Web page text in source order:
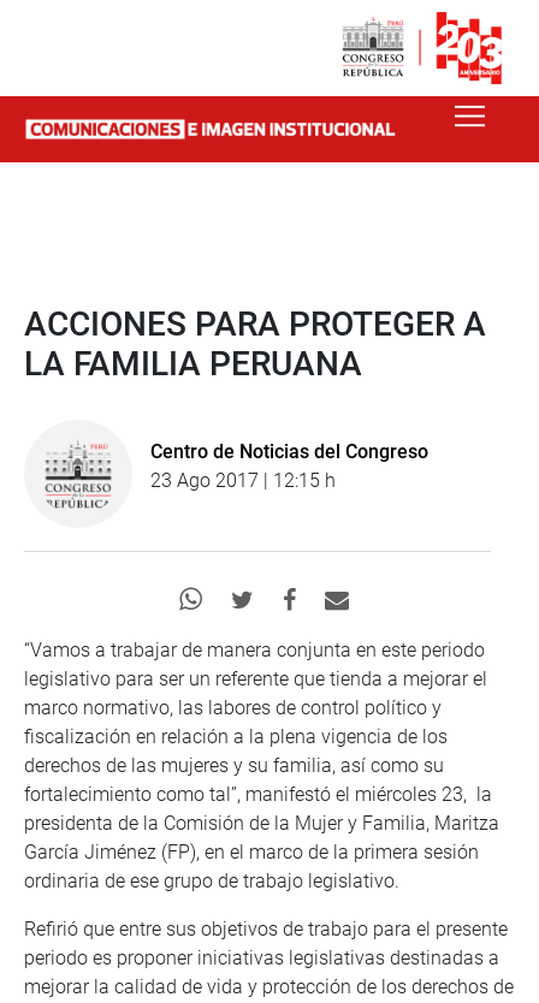
ACCIONES PARA PROTEGER A
LA FAMILIA PERUANA
Centro de Noticias del Congreso
23 Ago 2017 | 12:15 h
“Vamos a trabajar de manera conjunta en este periodo
legislativo para ser un referente que tienda a mejorar el
marco normativo, las labores de control político y
fiscalización en relación a la plena vigencia de los
derechos de las mujeres y su familia, así como su
fortalecimiento como tal”, manifestó el miércoles 23, la
presidenta de la Comisión de la Mujer y Familia, Maritza
García Jiménez (FP), en el marco de la primera sesión
ordinaria de ese grupo de trabajo legislativo.
Refirió que entre sus objetivos de trabajo para el presente
periodo es proponer iniciativas legislativas destinadas a
mejorar la calidad de vida y protección de los derechos de